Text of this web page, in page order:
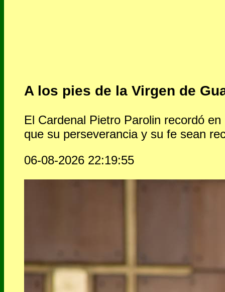
A los pies de la Virgen de
El Cardenal Pietro Parolin recordó
que su perseverancia y su fe sean
06-08-2026 22:19:55